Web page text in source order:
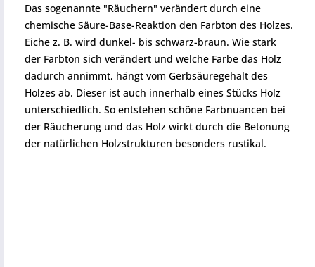
Das sogenannte "Räuchern" verändert durch eine
chemische Säure-Base-Reaktion den Farbton des Holzes.
Eiche z. B. wird dunkel- bis schwarz-braun. Wie stark
der Farbton sich verändert und welche Farbe das Holz
dadurch annimmt, hängt vom Gerbsäuregehalt des
Holzes ab. Dieser ist auch innerhalb eines Stücks Holz
unterschiedlich. So entstehen schöne Farbnuancen bei
der Räucherung und das Holz wirkt durch die Betonung
der natürlichen Holzstrukturen besonders rustikal.